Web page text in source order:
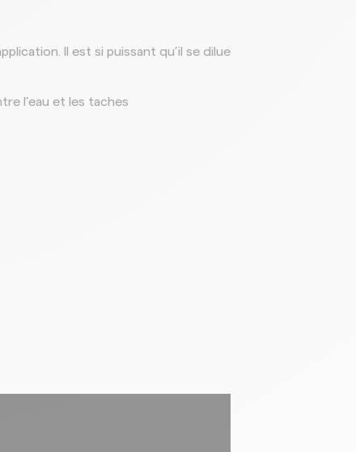
Il est si puissant qu’il se dilue
l’eau et les taches